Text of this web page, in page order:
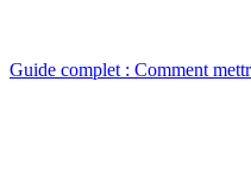
Guide complet : Comment